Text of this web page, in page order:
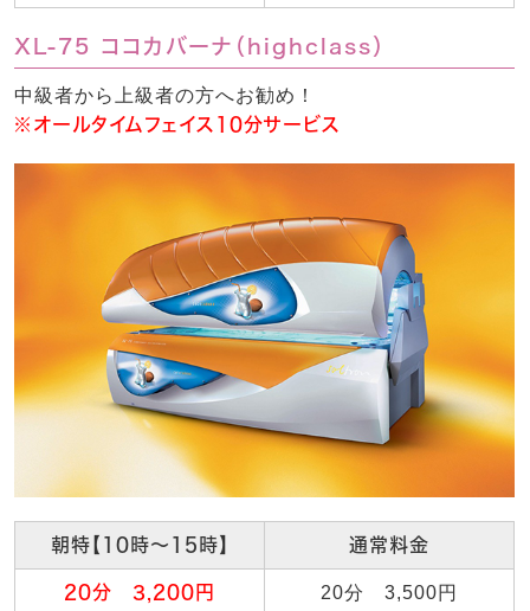
XL-75 ココカバーナ（highclass）
中級者から上級者の方へお勧め！
※オールタイムフェイス10分サービス
朝特【10時～15時】 通常料金
20分 3,200円 20分 3,500円